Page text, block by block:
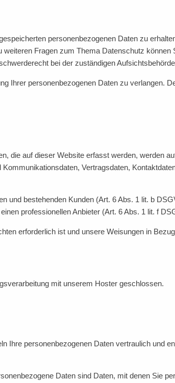
personenbezogenen Daten zu
Fragen zum Thema Datenschutz können
bei der zuständigen
Ihrer personenbezogenen Daten zu verlangen.
die auf dieser Website erfasst werden, werden
Vertragsdaten,
und bestehenden Kunden (Art. 6 Abs. 1 lit. b
professionellen Anbieter (Art. 6 Abs. 1 lit. f
erforderlich ist und unsere Weisungen in
mit unserem Hoster geschlossen.
Ihre personenbezogenen Daten vertraulich und
Daten sind Daten, mit denen Sie